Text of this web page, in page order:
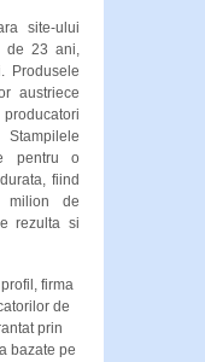
site-ului
de 23 ani,
Produsele
austriece
pentru o
fiind
milion de
rezulta si
firma
de
prin
bazate pe